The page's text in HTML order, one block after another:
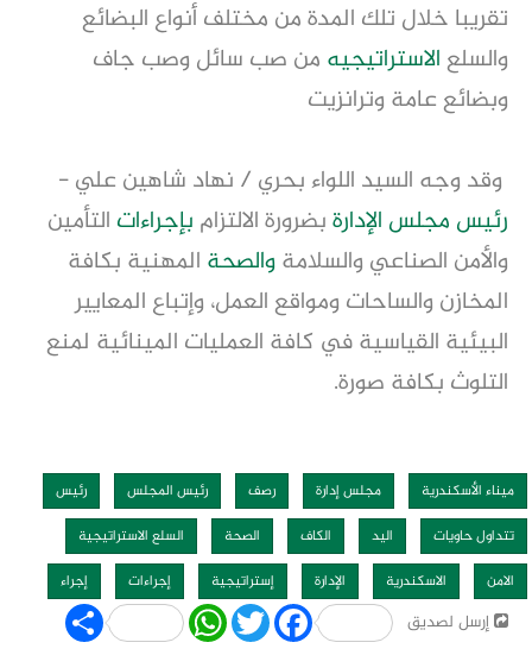
تقريبا خلال تلك المدة من مختلف أنواع البضائع
والسلعالاستراتيجيه من صب سائل وصب جاف
وبضائع عامة وترانزيت
وقد وجه السيد اللواء بحري / نهاد شاهين علي -
رئيس مجلس الإدارةبضرورة الالتزام بإجراءات التأمين
والأمن الصناعي والسلامةوالصحة المهنية بكافة
المخازن والساحات ومواقع العمل، وإتباع المعايير
البيئية القياسية في كافة العمليات المينائية لمنع
التلوث بكافة صورة.
ميناء الأسكندرية مجلس إدارة رصف رئيس المجلس
رئيس
تتداول حاويات
اليد الكاف الصحة
السلع الاستراتيجية
الامن
الاسكندرية الإدارة إستراتيجية إجراءات إجراء
إرسل لصديق Share WhatsApp
Twitter Facebook